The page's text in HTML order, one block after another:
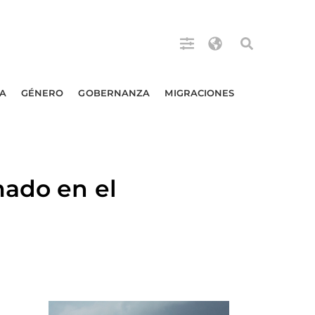
GÉNERO GOBERNANZA MIGRACIONES
en el